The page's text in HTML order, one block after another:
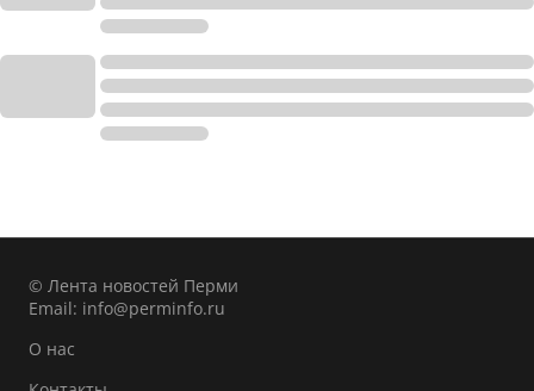
© Лента новостей Перми
Email: info@perminfo.ru
О нас